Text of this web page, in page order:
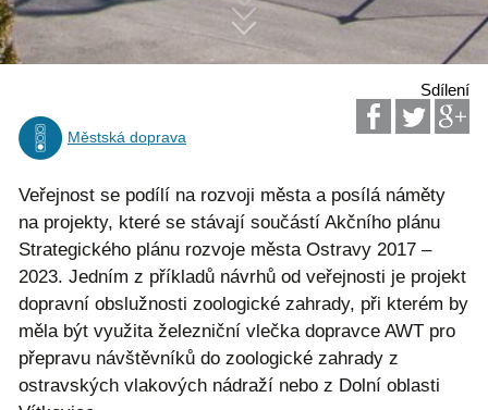
Sdílení
Městská doprava
Veřejnost se podílí na rozvoji města a posílá náměty
na projekty, které se stávají součástí Akčního plánu
Strategického plánu rozvoje města Ostravy 2017 –
2023. Jedním z příkladů návrhů od veřejnosti je projekt
dopravní obslužnosti zoologické zahrady, při kterém by
měla být využita železniční vlečka dopravce AWT pro
přepravu návštěvníků do zoologické zahrady z
ostravských vlakových nádraží nebo z Dolní oblasti